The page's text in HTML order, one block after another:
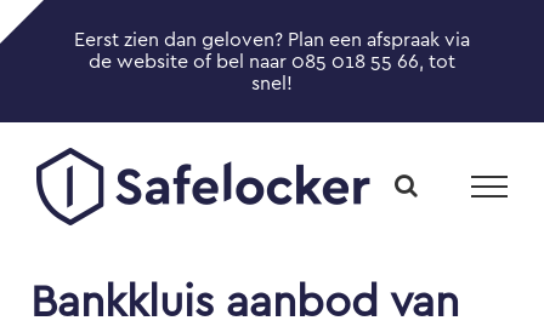
Ga
naar
Eerst zien dan geloven? Plan een afspraak via
de website of bel naar 085 018 55 66, tot
snel!
Bankkluis aanbod van
Bar
Area